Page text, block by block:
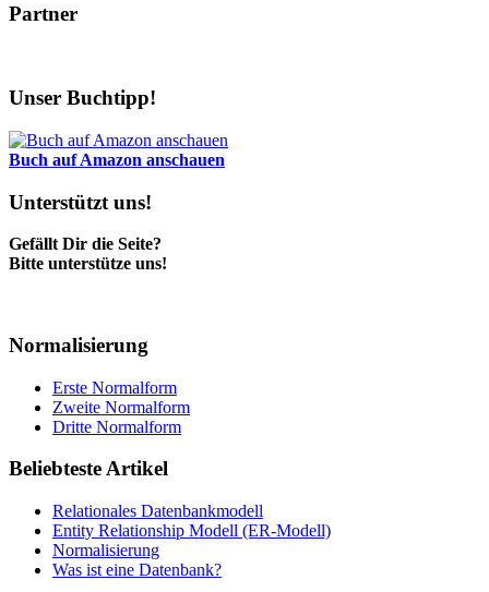
Partner
Unser Buchtipp!
Buch auf Amazon anschauen
Unterstützt uns!
Gefällt Dir die Seite?
Bitte unterstütze uns!
Normalisierung
Erste Normalform
Zweite Normalform
Dritte Normalform
Beliebteste Artikel
Relationales Datenbankmodell
Entity Relationship Modell (ER-Modell)
Normalisierung
Was ist eine Datenbank?